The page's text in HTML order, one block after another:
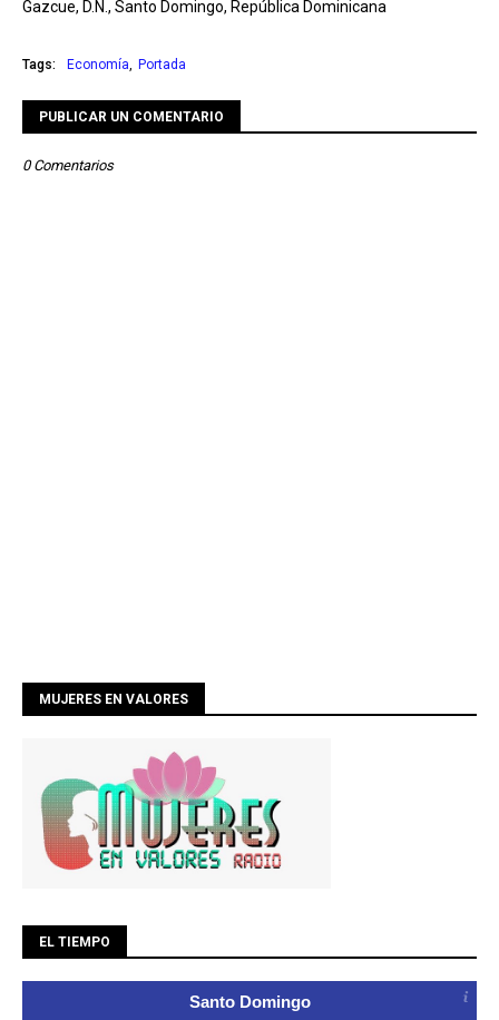
Gazcue, D.N., Santo Domingo, República Dominicana
Tags: Economía Portada
PUBLICAR UN COMENTARIO
0 Comentarios
MUJERES EN VALORES
EL TIEMPO
Santo Domingo